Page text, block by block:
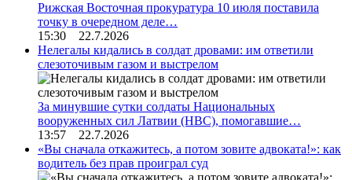
Рижская Восточная прокуратура 10 июля поставила
точку в очередном деле…
15:30 22.7.2026
Нелегалы кидались в солдат дровами: им ответили
слезоточивым газом и выстрелом
За минувшие сутки солдаты Национальных
вооруженных сил Латвии (НВС), помогавшие…
13:57 22.7.2026
«Вы сначала откажитесь, а потом зовите адвоката!»: как
водитель без прав проиграл суд